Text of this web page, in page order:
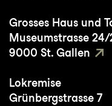
Grosses Haus und
Museumstrasse 24/
9000 St. Gallen
Lokremise
Grünbergstrasse 7